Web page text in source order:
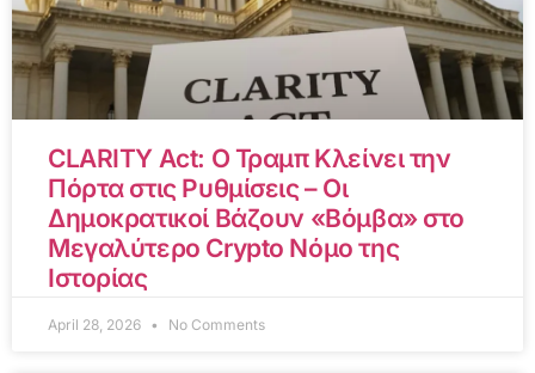
CLARITY Act: Ο Τραμπ Κλείνει την
Πόρτα στις Ρυθμίσεις – Οι
Δημοκρατικοί Βάζουν «Βόμβα» στο
Μεγαλύτερο Crypto Νόμο της
Ιστορίας
April 28, 2026 No Comments